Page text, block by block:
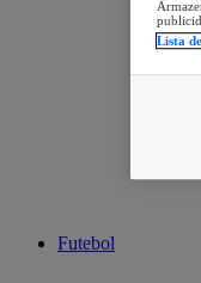
Futebol
Lista